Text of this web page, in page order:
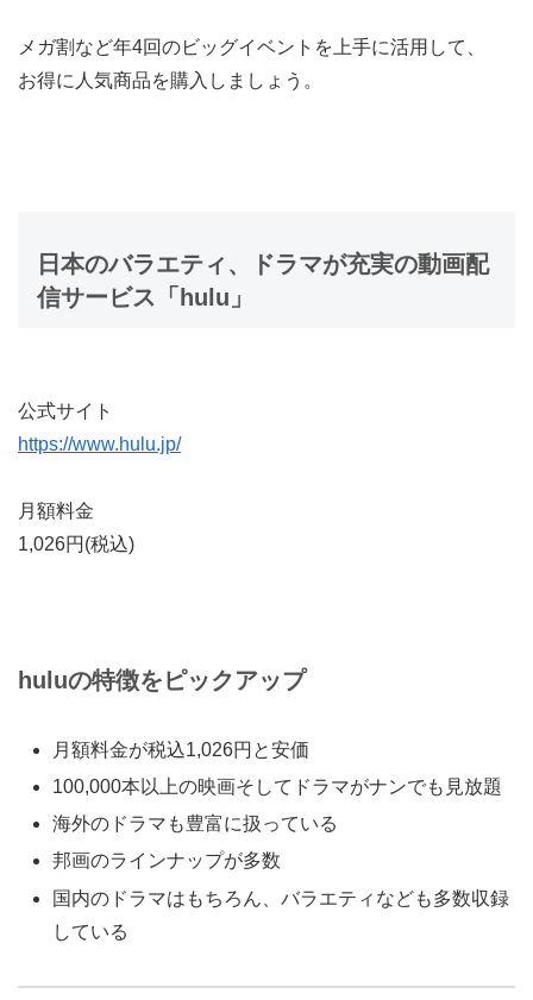
メガ割など年4回のビッグイベントを上手に活用して、
お得に人気商品を購入しましょう。
日本のバラエティ、ドラマが充実の動画配
信サービス「hulu」
公式サイト
https://www.hulu.jp/
月額料金
1,026円 (税込)
huluの特徴をピックアップ
月額料金が税込1,026円と安価
100,000本以上の映画そしてドラマがナンでも見放題
海外のドラマも豊富に扱っている
邦画のラインナップが多数
国内のドラマはもちろん、バラエティなども多数収録
している